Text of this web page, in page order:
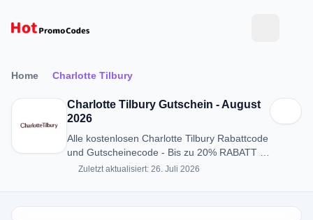
Home Charlotte Tilbury
Charlotte Tilbury Gutschein - August
2026
Alle kostenlosen Charlotte Tilbury Rabattcode
und Gutscheinecode - Bis zu 20% RABATT in
August 2026
Zuletzt aktualisiert: 26. Juli 2026